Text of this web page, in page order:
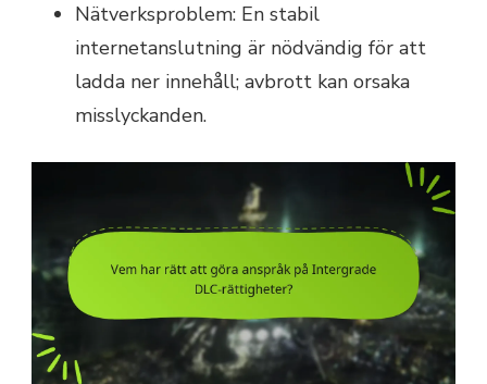
Nätverksproblem: En stabil
internetanslutning är nödvändig för att
ladda ner innehåll; avbrott kan orsaka
misslyckanden.